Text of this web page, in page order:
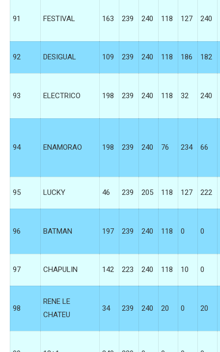
91 FESTIVAL 163 239 240 118 127 240
92 DESIGUAL 109 239 240 118 186 182
93 ELECTRICO 198 239 240 118 32 240
94 ENAMORAO 198 239 240 76 234 66
95 LUCKY 46 239 205 118 127 222
96 BATMAN 197 239 240 118 0 0
97 CHAPULIN 142 223 240 118 10 0
98
RENE LE
CHATEU
34 239 240 20 0 20